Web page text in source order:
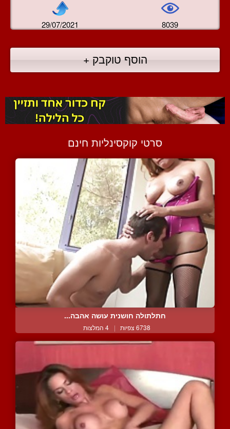
29/07/2021 8039
הוסף טוקבק +
סרטי קוקסינליות חינם
חתלתולה חושנית עושה אהבה...
6738 צפיות | 4 המלצות